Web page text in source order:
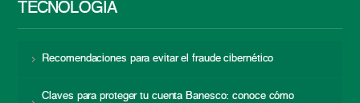
TECNOLOGÍA
Recomendaciones para evitar el fraude cibernético
Claves para proteger tu cuenta Banesco: conoce cómo